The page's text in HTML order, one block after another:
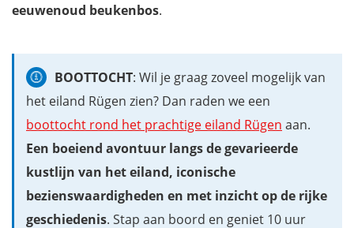
eeuwenoud beukenbos.
BOOTTOCHT: Wil je graag zoveel mogelijk van
het eiland Rügen zien? Dan raden we een
boottocht rond het prachtige eiland Rügen aan.
Een boeiend avontuur langs de gevarieerde
kustlijn van het eiland, iconische
bezienswaardigheden en met inzicht op de rijke
geschiedenis. Stap aan boord en geniet 10 uur